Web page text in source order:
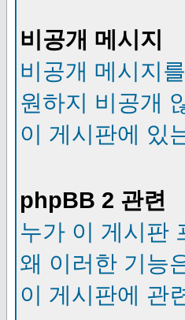
비공개 메시지
비공개 메시지
원하지 비공개
이 게시판에 있
phpBB 2 관련
누가 이 게시판
왜 이러한 기능
이 게시판에 관